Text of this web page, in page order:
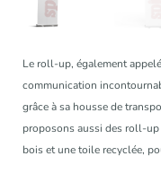
Le roll-up, également
communication
grâce à sa housse de
proposons aussi des roll-
bois et une toile recyclée,